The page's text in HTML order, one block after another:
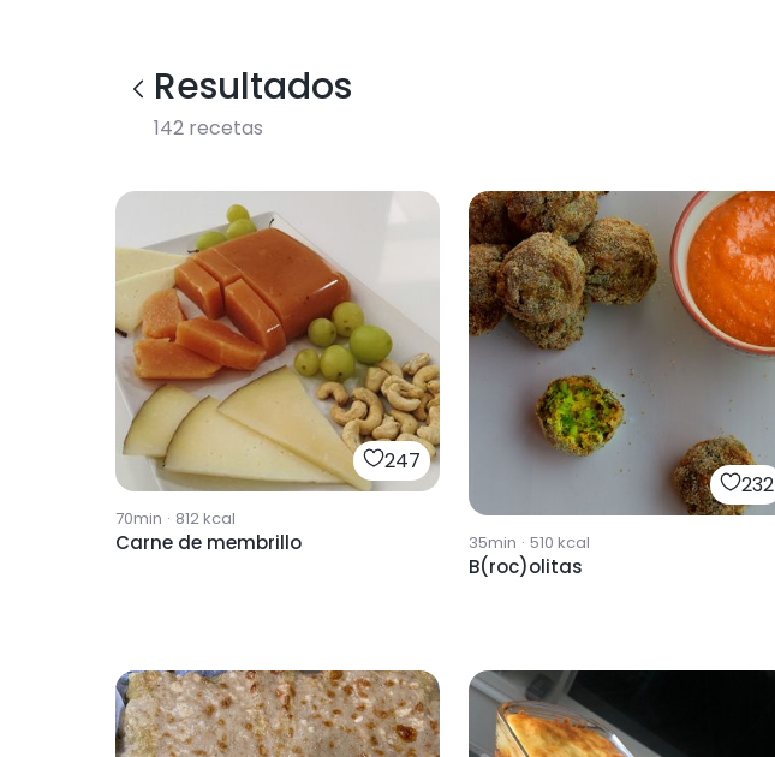
Resultados
142 recetas
247
70min · 812kcal
Carne de membrillo
232
35min · 510 kcal
B(roc)olitas